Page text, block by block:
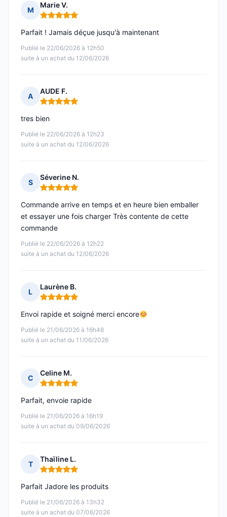
M
Marie V.
Note : 5 sur 5
Publié le 22/06/2026 à 12h50
suite à un achat du 12/06/2026
Parfait ! Jamais déçue jusqu'à maintenant
A
AUDE F.
Note : 5 sur 5
Publié le 22/06/2026 à 12h23
suite à un achat du 12/06/2026
tres bien
S
Séverine N.
Note : 5 sur 5
Publié le 22/06/2026 à 12h22
suite à un achat du 12/06/2026
Commande arrive en temps et en heure bien emballer
et essayer une fois charger Très contente de cette
commande
L
Laurène B.
Note : 5 sur 5
Publié le 21/06/2026 à 16h48
suite à un achat du 11/06/2026
Envoi rapide et soigné merci encore
C
Celine M.
Note : 5 sur 5
Publié le 21/06/2026 à 16h19
suite à un achat du 09/06/2026
Parfait, envoie rapide
T
Thaïline L.
Note : 5 sur 5
Publié le 21/06/2026 à 13h32
suite à un achat du 07/06/2026
Parfait Jadore les produits